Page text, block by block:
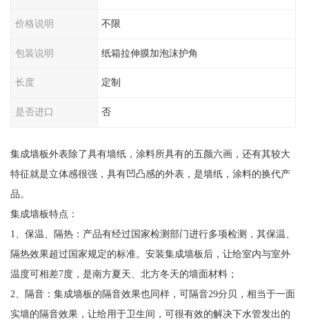
价格说明 不限
包装说明 纸箱拉伸膜加泡沫护角
长度 定制
是否进口 否
集成墙板外表除了具有墙纸，涂料所具有的五颜六画，还有其较大
特征就是立体感很强，具有凹凸感的外表，是墙纸，涂料的换代产
品。
集成墙板特点：
1、保温、隔热：产品有经过国家检测部门进行多项检测，其保温、
隔热效果超过国家规定的标准。安装集成墙板后，让给室内与室外
温度可相差7度，是南方夏天、北方冬天的墙面材料；
2、隔音：集成墙板的隔音效果也同样，可隔音29分贝，相当于一面
实墙的隔音效果，让给用于卫生间，可很有效的解决下水管发出的